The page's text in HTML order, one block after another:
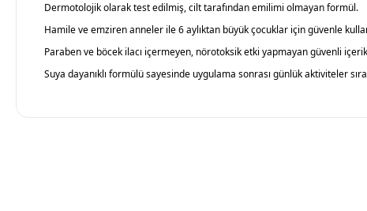
Dermotolojik olarak test edilmiş, cilt tarafından emilimi olmayan formül.
Hamile ve emziren anneler ile 6 aylıktan büyük çocuklar için güvenle
Paraben ve böcek ilacı içermeyen, nörotoksik etki yapmayan güvenli
Suya dayanıklı formülü sayesinde uygulama sonrası günlük aktiviteler